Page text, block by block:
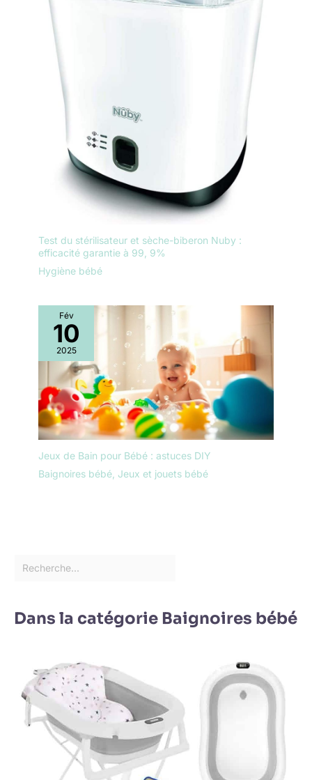
Test du stérilisateur et sèche-biberon Nuby :
efficacité garantie à 99, 9%
Hygiène bébé
Fév
10
2025
Jeux de Bain pour Bébé : astuces DIY
Baignoires bébé Jeux et jouets bébé
Dans la catégorie Baignoires bébé